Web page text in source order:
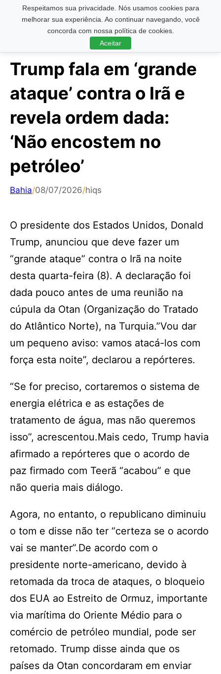
Respeitamos sua privacidade. Nós usamos cookies para
melhorar sua experiência. Ao continuar navegando, você
concorda com nossa política de cookies.
Aceitar
Pesquisar ...
Trump fala em ‘grande
ataque’ contra o Irã e
revela ordem dada:
‘Não encostem no
petróleo’
Bahia/08/07/2026/hiqs
O presidente dos Estados Unidos, Donald
Trump, anunciou que deve fazer um
“grande ataque” contra o Irã na noite
desta quarta-feira (8). A declaração foi
dada pouco antes de uma reunião na
cúpula da Otan (Organização do Tratado
do Atlântico Norte), na Turquia.”Vou dar
um pequeno aviso: vamos atacá-los com
força esta noite”, declarou a repórteres.
“Se for preciso, cortaremos o sistema de
energia elétrica e as estações de
tratamento de água, mas não queremos
isso”, acrescentou.Mais cedo, Trump havia
afirmado a repórteres que o acordo de
paz firmado com Teerã “acabou” e que
não queria mais diálogo.
Agora, no entanto, o republicano diminuiu
o tom e disse não ter “certeza se o acordo
vai se manter”.De acordo com o
presidente norte-americano, devido à
retomada da troca de ataques, o bloqueio
dos EUA ao Estreito de Ormuz, importante
via marítima do Oriente Médio para o
comércio de petróleo mundial, pode ser
retomado. Trump disse ainda que os
países da Otan concordaram em enviar